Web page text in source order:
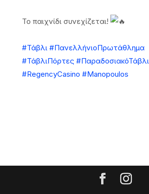
Το παιχνίδι συνεχίζεται!
#Τάβλι #ΠανελλήνιοΠρωτάθλημα
#ΤάβλιΠόρτες #ΠαραδοσιακόΤάβλι
#RegencyCasino #Manopoulos